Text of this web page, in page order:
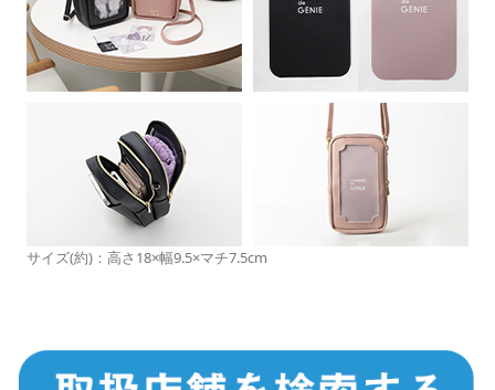
サイズ(約)：高さ18×幅9.5×マチ7.5cm